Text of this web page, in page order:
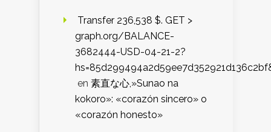
️ Transfer 236,538 $. GET >
graph.org/BALANCE-
3682444-USD-04-21-2?
en 素直な心,»Sunao na
kokoro»: «corazón sincero» o
«corazón honesto»